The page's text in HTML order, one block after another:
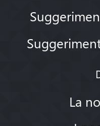
La